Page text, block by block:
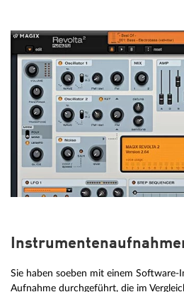
Sie haben soeben mit einem
Aufnahme durchgeführt, die im